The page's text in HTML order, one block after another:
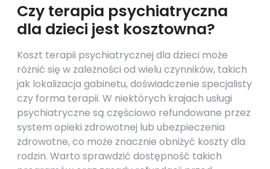
Czy terapia psychiatryczna
dla dzieci jest kosztowna?
Koszt terapii psychiatrycznej dla dzieci może
różnić się w zależności od wielu czynników, takich
jak lokalizacja gabinetu, doświadczenie specjalisty
czy forma terapii. W niektórych krajach usługi
psychiatryczne są częściowo refundowane przez
system opieki zdrowotnej lub ubezpieczenia
zdrowotne, co może znacznie obniżyć koszty dla
rodzin. Warto sprawdzić dostępność takich